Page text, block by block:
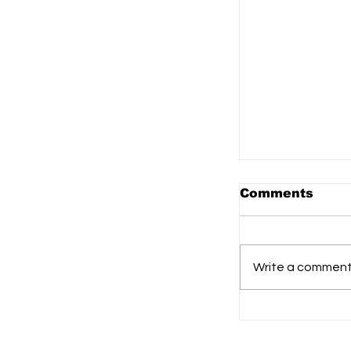
Comments
Write a